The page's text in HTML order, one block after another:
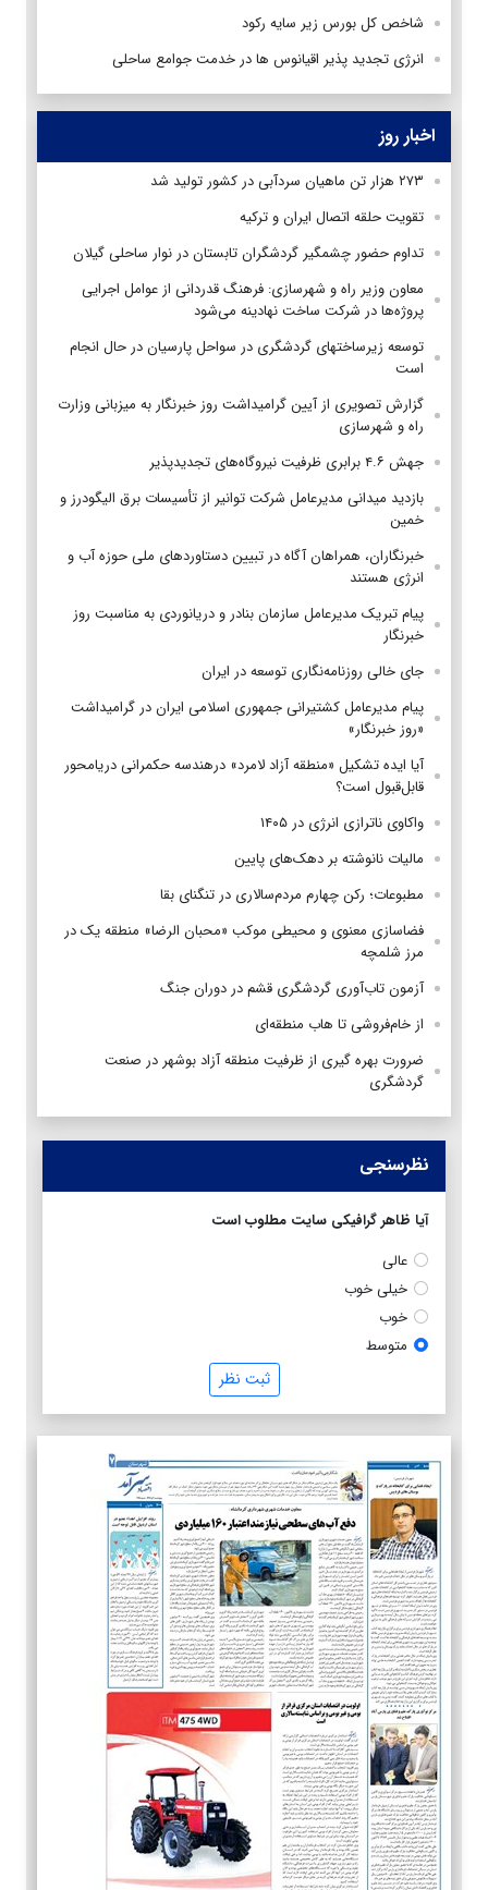
شاخص کل بورس زیر سایه رکود
انرژی تجدید پذیر اقیانوس ها در خدمت جوامع ساحلی
اخبار روز
۲۷۳ هزار تن ماهیان سردآبی در کشور تولید شد
تقویت حلقه اتصال ایران و ترکیه
تداوم حضور چشمگیر گردشگران تابستان در نوار ساحلی گیلان
معاون وزیر راه و شهرسازی: فرهنگ قدردانی از عوامل اجرایی
پروژه‌ها در شرکت ساخت نهادینه می‌شود
توسعه زیرساختهای گردشگری در سواحل پارسیان در حال انجام
است
گزارش تصویری از آیین گرامیداشت روز خبرنگار به میزبانی وزارت
راه و شهرسازی
جهش ۴.۶ برابری ظرفیت نیروگاه‌های تجدیدپذیر
بازدید میدانی مدیرعامل شرکت توانیر از تأسیسات برق الیگودرز و
خمین
خبرنگاران، همراهان آگاه در تبیین دستاوردهای ملی حوزه آب و
انرژی هستند
پیام تبریک مدیرعامل سازمان بنادر و دریانوردی به مناسبت روز
خبرنگار
جای خالی روزنامه‌نگاری توسعه در ایران
پیام مدیرعامل کشتیرانی جمهوری اسلامی ایران در گرامیداشت
«روز خبرنگار»
آیا ایده تشکیل «منطقه آزاد لامرد» درهندسه حکمرانی دریامحور
قابل‌قبول است؟
واکاوی ناترازی انرژی در ۱۴۰۵
مالیات نانوشته بر دهک‌های پایین
مطبوعات؛ رکن چهارم مردم‌سالاری در تنگنای بقا
فضاسازی معنوی و محیطی موکب «محبان الرضا» منطقه یک در
مرز شلمچه
آزمون تاب‌آوری گردشگری قشم در دوران جنگ
از خام‌فروشی تا هاب منطقه‌ای
ضرورت بهره گیری از ظرفیت منطقه آزاد بوشهر در صنعت
گردشگری
نظرسنجی
آیا ظاهر گرافیکی سایت مطلوب است
عالی
خیلی خوب
خوب
متوسط
ثبت نظر